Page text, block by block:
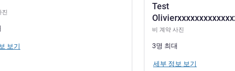
진
보기
Test
비 계약 사진
3명 최대
세부 정보 보기